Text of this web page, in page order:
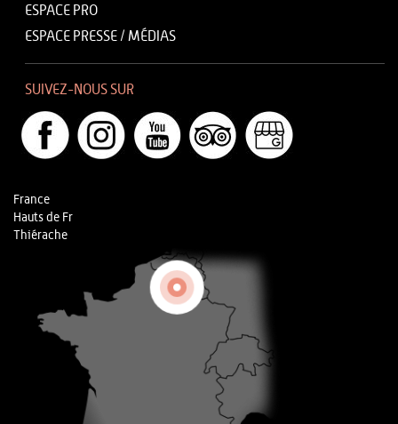
ESPACE PRO
ESPACE PRESSE / MÉDIAS
SUIVEZ-NOUS SUR
France
Hauts de Fr
Thiérache